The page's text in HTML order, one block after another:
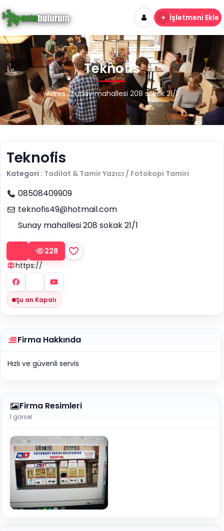
+ İşletmeni Ekle
Teknofis
Adres : Sunay mahallesi 208 sokak 21/1
Teknofis
Kategori : Tadilat & TamirYazıcı / Fotokopi Tamiri
08508409909
teknofis49@hotmail.com
Sunay mahallesi 208 sokak 21/1
228
https://
Şu an Kapalı
Firma Hakkında
Hızlı ve güvenli servis
Firma Resimleri
1 görsel